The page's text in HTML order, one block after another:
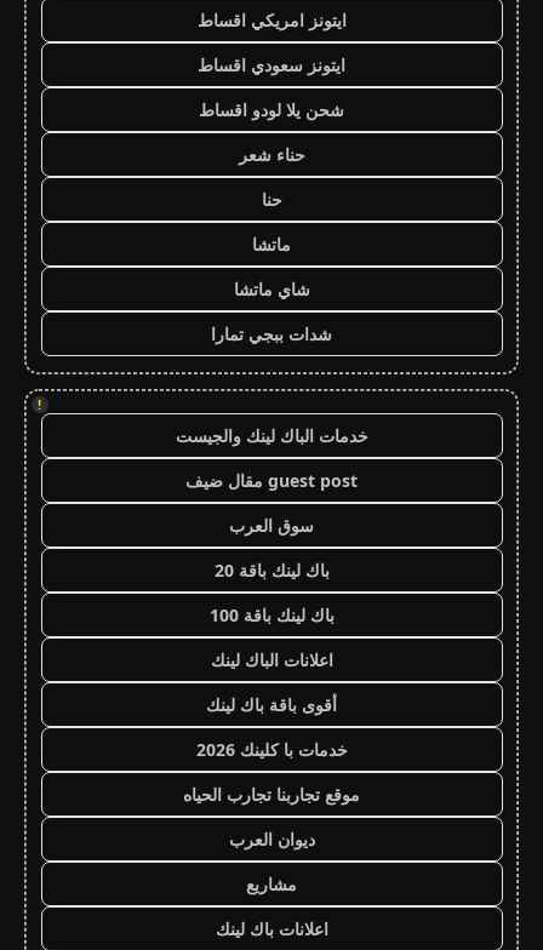
ايتونز امريكي اقساط
ايتونز سعودي اقساط
شحن يلا لودو اقساط
حناء شعر
حنا
ماتشا
شاي ماتشا
شدات ببجي تمارا
!
خدمات الباك لينك والجيست
guest post مقال ضيف
سوق العرب
باك لينك باقة 20
باك لينك باقة 100
اعلانات الباك لينك
أقوى باقة باك لينك
خدمات با كلينك 2026
موقع تجاربنا تجارب الحياه
ديوان العرب
مشاريع
اعلانات باك لينك